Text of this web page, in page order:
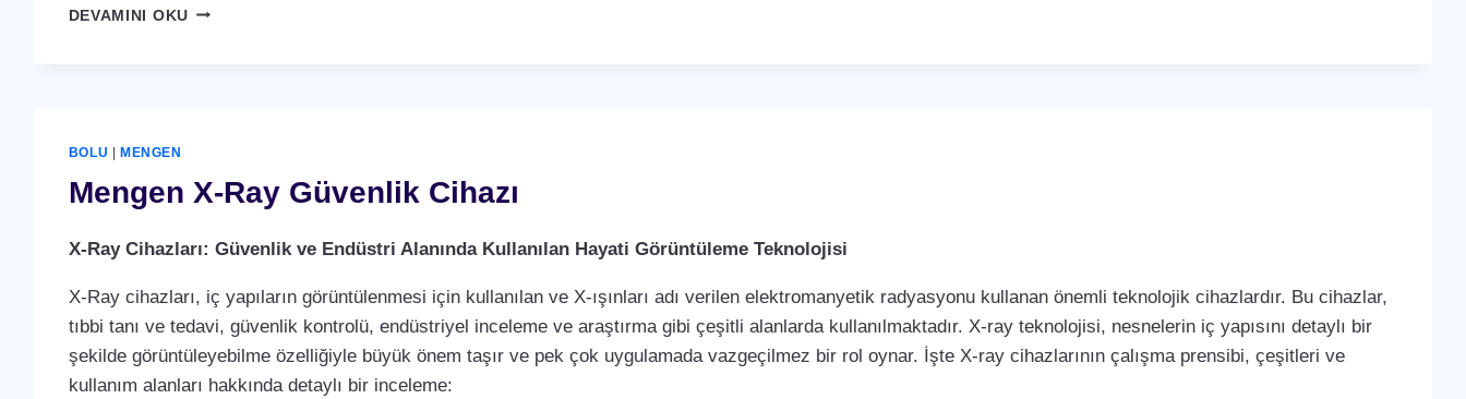
DEVAMINI OKUMENGEN
BOLU | MENGEN
Mengen X-Ray Güvenlik Cihazı
X-Ray Cihazları: Güvenlik ve Endüstri Alanında Kullanılan Hayati Görüntüleme Teknolojisi
X-Ray cihazları, iç yapıların görüntülenmesi için kullanılan ve X-ışınları adı verilen elektromanyetik radyasyonu kullanan önemli teknolojik cihazlardır. Bu cihazlar,
tıbbi tanı ve tedavi, güvenlik kontrolü, endüstriyel inceleme ve araştırma gibi çeşitli alanlarda kullanılmaktadır. X-ray teknolojisi, nesnelerin iç yapısını detaylı bir
şekilde görüntüleyebilme özelliğiyle büyük önem taşır ve pek çok uygulamada vazgeçilmez bir rol oynar. İşte X-ray cihazlarının çalışma prensibi, çeşitleri ve
kullanım alanları hakkında detaylı bir inceleme: